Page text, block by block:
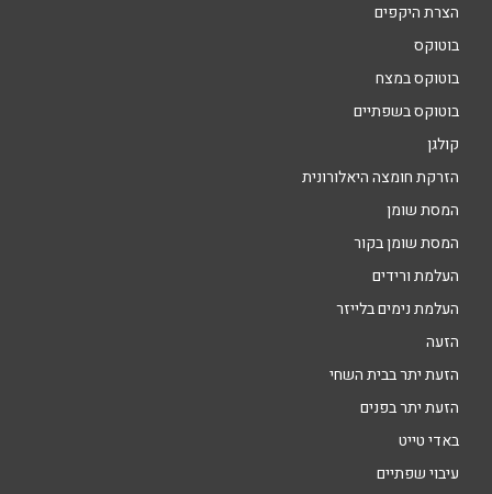
הצרת היקפים
בוטוקס
בוטוקס במצח
בוטוקס בשפתיים
קולגן
הזרקת חומצה היאלורונית
המסת שומן
המסת שומן בקור
העלמת ורידים
העלמת נימים בלייזר
הזעה
הזעת יתר בבית השחי
הזעת יתר בפנים
באדי טייט
עיבוי שפתיים